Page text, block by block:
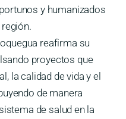
y humanizados
reafirma su
proyectos que
la calidad de vida y el
de manera
de salud en la